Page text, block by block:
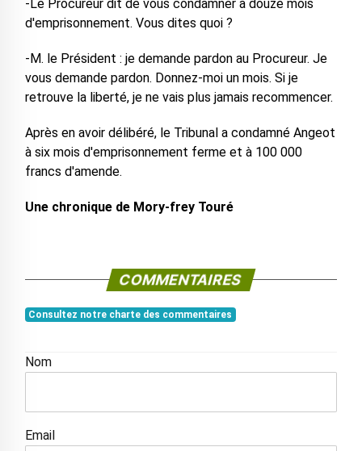
-Le Procureur dit de vous condamner à douze mois
d'emprisonnement. Vous dites quoi ?
-M. le Président : je demande pardon au Procureur. Je
vous demande pardon. Donnez-moi un mois. Si je
retrouve la liberté, je ne vais plus jamais recommencer.
Après en avoir délibéré, le Tribunal a condamné Angeot
à six mois d'emprisonnement ferme et à 100 000
francs d'amende.
Une chronique de Mory-frey Touré
COMMENTAIRES
Consultez notre charte des commentaires
Nom
Email